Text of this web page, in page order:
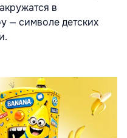
в
— символе детских